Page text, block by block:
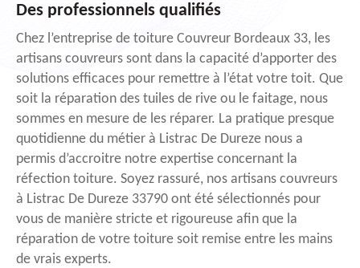
Des professionnels qualifiés
Chez l’entreprise de toiture Couvreur Bordeaux 33, les
artisans couvreurs sont dans la capacité d’apporter des
solutions efficaces pour remettre à l’état votre toit. Que
soit la réparation des tuiles de rive ou le faitage, nous
sommes en mesure de les réparer. La pratique presque
quotidienne du métier à Listrac De Dureze nous a
permis d’accroitre notre expertise concernant la
réfection toiture. Soyez rassuré, nos artisans couvreurs
à Listrac De Dureze 33790 ont été sélectionnés pour
vous de manière stricte et rigoureuse afin que la
réparation de votre toiture soit remise entre les mains
de vrais experts.